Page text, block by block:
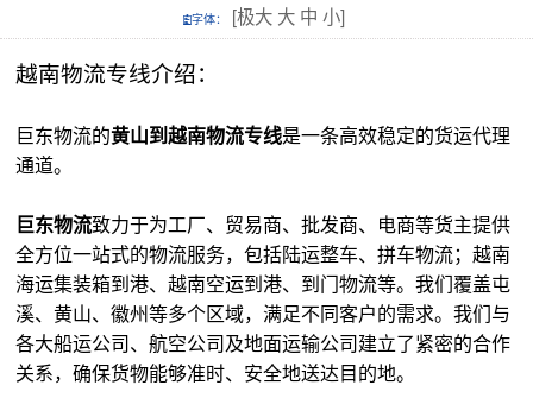
字体：
[极大 大 中 小]
越南物流专线介绍：
巨东物流的黄山到越南物流专线是一条高效稳定的货运代理
通道。
巨东物流致力于为工厂、贸易商、批发商、电商等货主提供
全方位一站式的物流服务，包括陆运整车、拼车物流；越南
海运集装箱到港、越南空运到港、到门物流等。我们覆盖屯
溪、黄山、徽州等多个区域，满足不同客户的需求。我们与
各大船运公司、航空公司及地面运输公司建立了紧密的合作
关系，确保货物能够准时、安全地送达目的地。